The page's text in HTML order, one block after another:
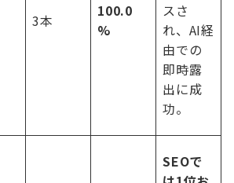
3本
100.0
%
スさ
れ、AI経
由での
即時露
出に成
功。
SEOで